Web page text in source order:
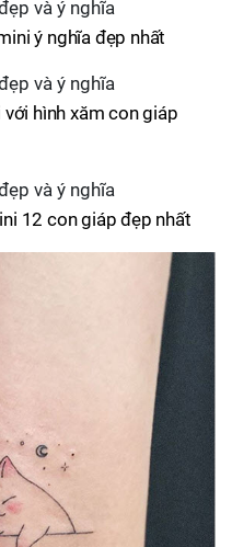
ý nghĩa đẹp nhất
hình xăm con giáp
12 con giáp đẹp nhất